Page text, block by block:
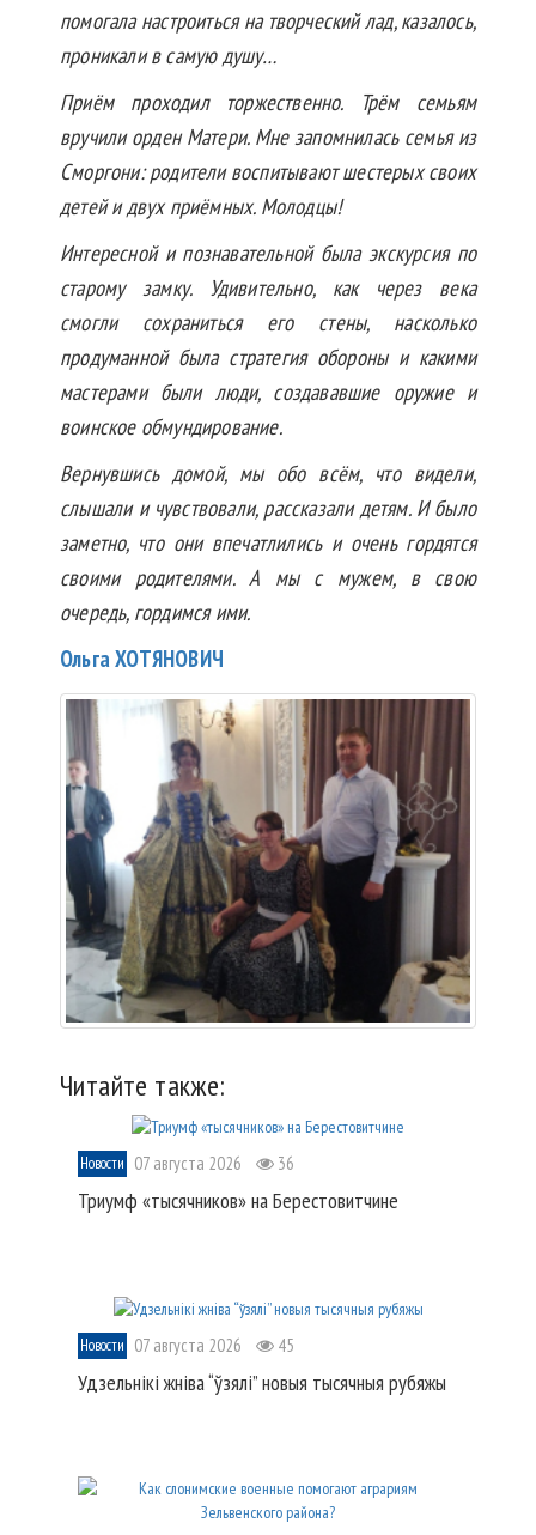
помогала настроиться на творческий лад, казалось,
проникали в самую душу…
Приём проходил торжественно. Трём семьям
вручили орден Матери. Мне запомнилась семья из
Сморгони: родители воспитывают шестерых своих
детей и двух приёмных. Молодцы!
Интересной и познавательной была экскурсия по
старому замку. Удивительно, как через века
смогли сохраниться его стены, насколько
продуманной была стратегия обороны и какими
мастерами были люди, создававшие оружие и
воинское обмундирование.
Вернувшись домой, мы обо всём, что видели,
слышали и чувствовали, рассказали детям. И было
заметно, что они впечатлились и очень гордятся
своими родителями. А мы с мужем, в свою
очередь, гордимся ими.
Ольга ХОТЯНОВИЧ
Читайте также:
Новости 07 августа 2026 36
Триумф «тысячников» на Берестовитчине
Новости 07 августа 2026 45
Удзельнікі жніва “ўзялі” новыя тысячныя рубяжы